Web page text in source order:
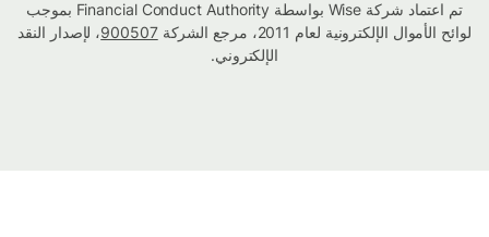
تم اعتماد شركة Wise بواسطة Financial Conduct Authority بموجب
لوائح الأموال الإلكترونية لعام 2011، مرجع الشركة
900507، لإصدار النقد
الإلكتروني.